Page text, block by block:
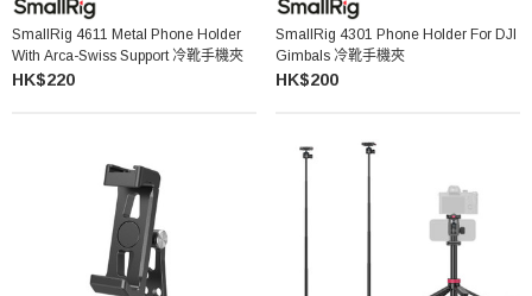
SmallRig 4611 Metal Phone Holder
With Arca-Swiss Support 冷靴手機夾
HK$220
SmallRig 4301 Phone Holder For DJI
Gimbals 冷靴手機夾
HK$200